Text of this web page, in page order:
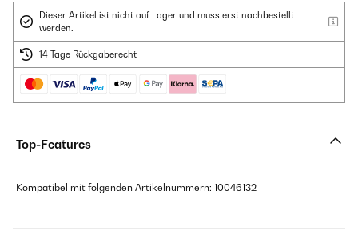
Dieser Artikel ist nicht auf Lager und muss erst nachbestellt
werden.
14 Tage Rückgaberecht
Top-Features
Kompatibel mit folgenden Artikelnummern: 10046132